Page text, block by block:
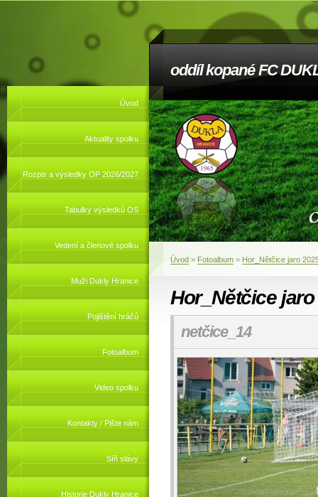
oddíl kopané FC
Úvod
Aktuality spolku
Rozpis a výsledky OP 2026/2027
Tabulky výsledků OS
Vedení a členové spolku
Muži Dukly Hranice
Pojištění hráčů
Fotoalbum
Video spolku
Kontakty / Pište nám
Síň slávy
Historie Dukly Hranice
Úvod » Fotoalbum » Hor_Nětčice jaro
Hor_Nětčice jaro
netčice_14